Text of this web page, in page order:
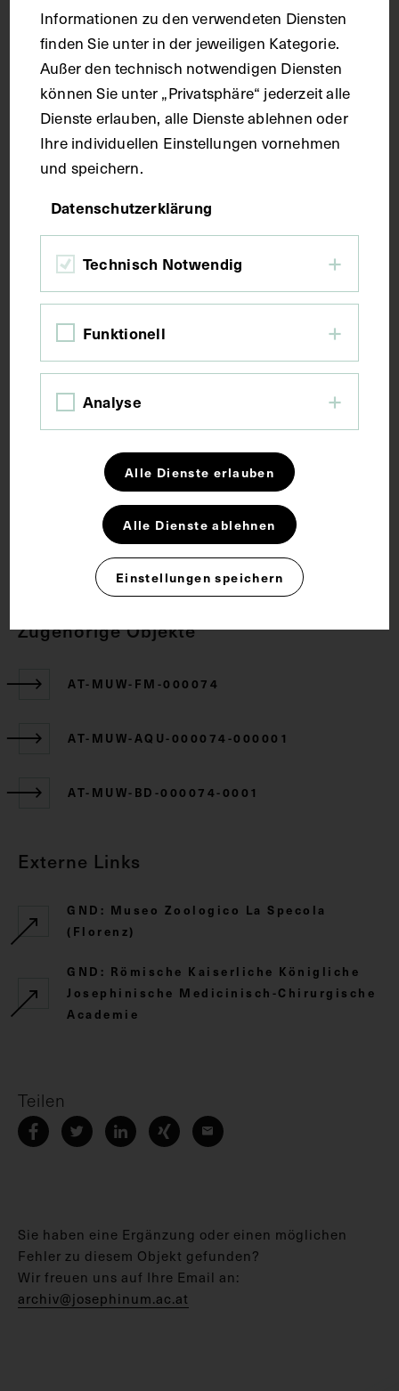
Maße
Seitenblatt 37,5 x 27 cm
italienischer Sprache zum anatomischen
Wachsmodell der seitlichen Bauchmuskulatur.
Schlagwörter
Becken <Anatomie>
Wirbelsäule
CC BY-NC-SA 4.0
Zugehörige Objekte
AT-MUW-FM-000074
AT-MUW-AQU-000074-000001
AT-MUW-BD-000074-0001
Externe Links
GND: Museo Zoologico La Specola
(Florenz)
GND: Römische Kaiserliche Königliche
Josephinische Medicinisch-Chirurgische
Academie
Teilen
Sie haben eine Ergänzung oder einen möglichen
Fehler zu diesem Objekt gefunden?
Wir freuen uns auf Ihre Email an:
archiv@josephinum.ac.at
Informationen zu den verwendeten Diensten
finden Sie unter in der jeweiligen Kategorie.
Außer den technisch notwendigen Diensten
können Sie unter „Privatsphäre“ jederzeit alle
Dienste erlauben, alle Dienste ablehnen oder
Ihre individuellen Einstellungen vornehmen
und speichern.
Datenschutzerklärung
Technisch Notwendig
Funktionell
Analyse
Alle Dienste erlauben
Alle Dienste ablehnen
Einstellungen speichern